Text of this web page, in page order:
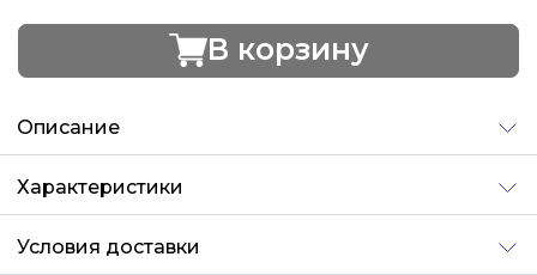
В корзину
Описание
Характеристики
Условия доставки